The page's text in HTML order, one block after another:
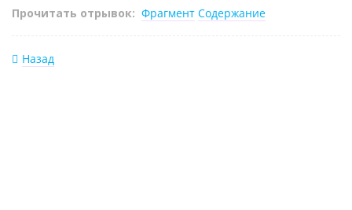
Прочитать отрывок: Фрагмент Содержание
Назад